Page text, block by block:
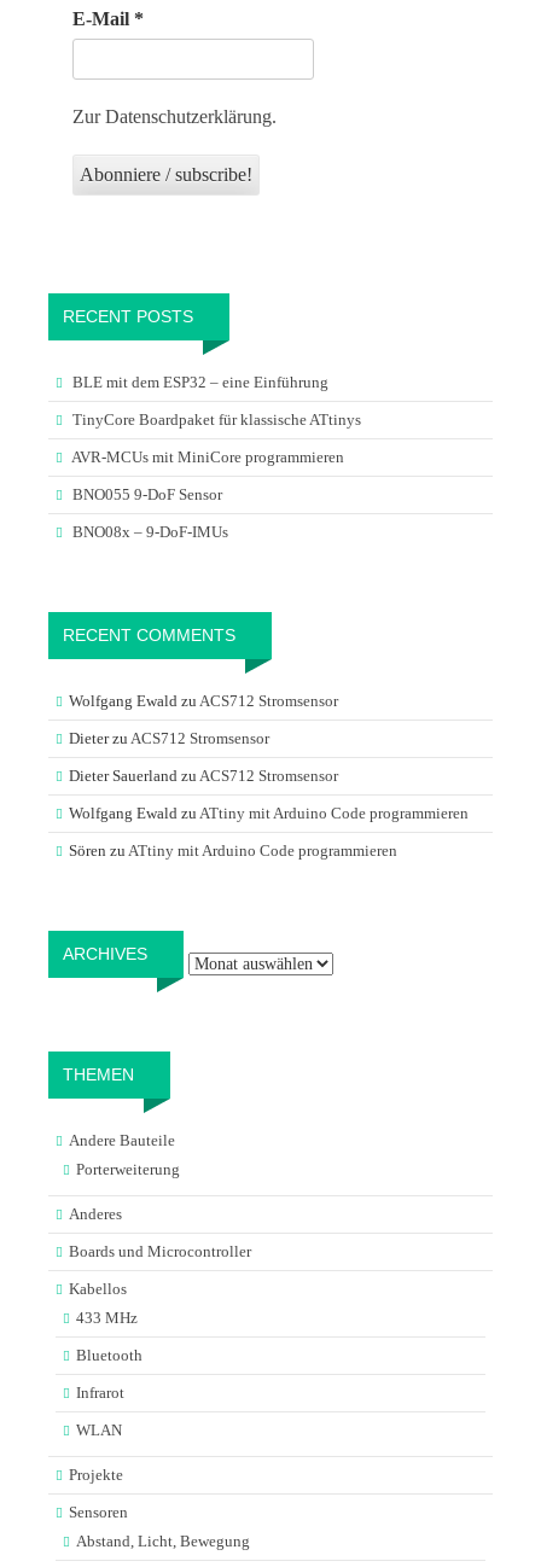
E-Mail *
Zur Datenschutzerklärung.
RECENT POSTS
BLE mit dem ESP32 – eine Einführung
TinyCore Boardpaket für klassische ATtinys
AVR-MCUs mit MiniCore programmieren
BNO055 9-DoF Sensor
BNO08x – 9-DoF-IMUs
RECENT COMMENTS
Wolfgang Ewald zu ACS712 Stromsensor
Dieterzu ACS712 Stromsensor
Dieter Sauerland zu ACS712 Stromsensor
Wolfgang Ewald zu ATtiny mit Arduino Code programmieren
Sören zu ATtiny mit Arduino Code programmieren
ARCHIVES
THEMEN
Andere Bauteile
Porterweiterung
Anderes
Boards und Microcontroller
Kabellos
433 MHz
Bluetooth
Infrarot
WLAN
Projekte
Sensoren
Abstand, Licht, Bewegung